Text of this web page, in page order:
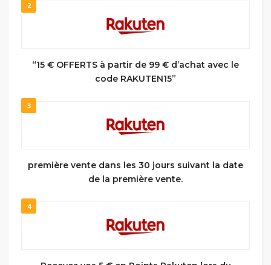
2
“15 € OFFERTS à partir de 99 € d’achat avec le
code RAKUTEN15”
3
première vente dans les 30 jours suivant la date
de la première vente.
4